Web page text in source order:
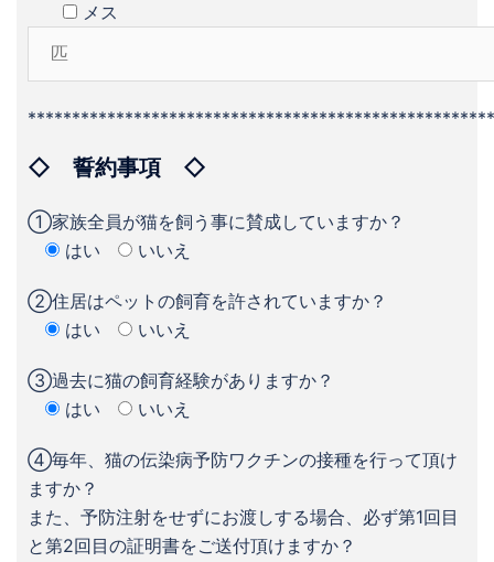
メス
◇ 誓約事項 ◇
①家族全員が猫を飼う事に賛成していますか？
はい
いいえ
②住居はペットの飼育を許されていますか？
はい
いいえ
③過去に猫の飼育経験がありますか？
はい
いいえ
④毎年、猫の伝染病予防ワクチンの接種を行って頂け
ますか？
また、予防注射をせずにお渡しする場合、必ず第1回目
と第2回目の証明書をご送付頂けますか？